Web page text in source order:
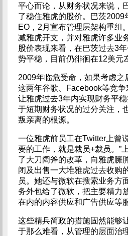
平心而论，从财务状况来说，
了稳住雅虎的股价。巴茨2009
EO，2月宣布管理层架构重组
减雅虎开支，并对雅虎许多业
股价表现来看，在巴茨过去3
势平稳，目前仍徘徊在12美元
2009年临危受命，如果考虑之
这两年谷歌、Facebook等竞
让雅虎过去3年内实现财务平
于短期财务状况的过分关注，
叛亲离的根源。
一位雅虎前员工在Twitter上曾
要的工作，就是裁员+裁员。”
了大刀阔斧的改革，向雅虎臃
闭及出售一大堆雅虎过去收购
员。她还与微软在搜索业务方
务外包给了微软，把主要精力
在内的内容供应和广告供应等
这些精兵简政的措施固然能够
于那么难看，从管理的层面治